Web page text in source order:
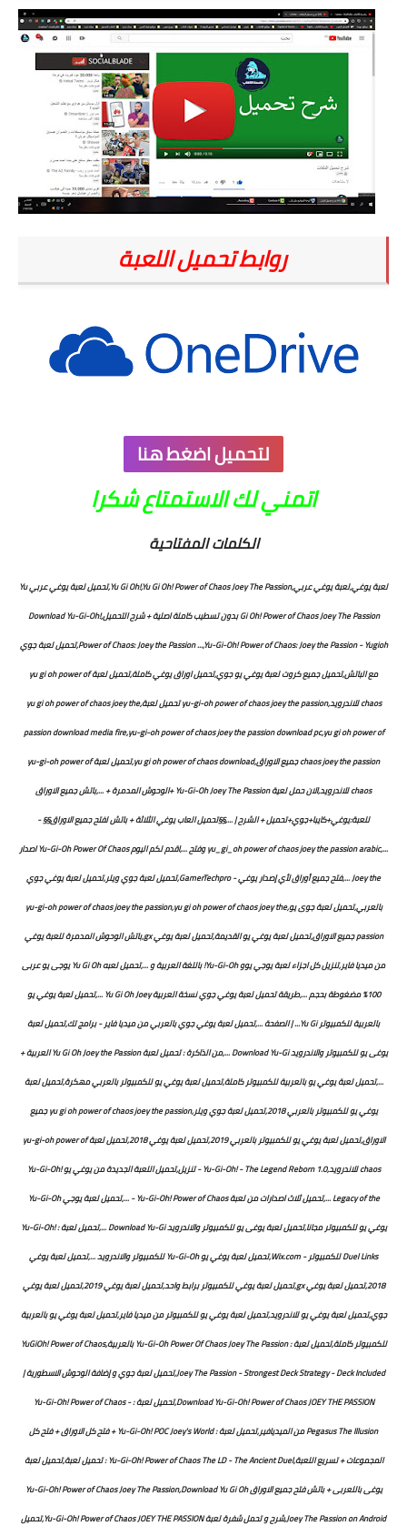
روابط تحميل اللعبة
لتحميل اضغط هنا
اتمني لك الاستمتاع شكرا
الكلمات المفتاحية
لعبة يوغي,لعبة يوغي عربي,Yu Gi Oh!,Yu Gi Oh! Power of Chaos Joey The Passion,تحميل لعبة يوغي عربي Yu
Gi Oh! Power of Chaos Joey The Passion بدون تسطيب كاملة اصلية + شرح التحميل,Download Yu-Gi-Oh!
Power of Chaos: Joey the Passion ...,Yu-Gi-Oh! Power of Chaos: Joey the Passion - Yugioh,تحميل لعبة جوي
مع الباتش,تحميل جميع كروت لعبة يوغي يو جوي,تحميل اوراق يوغي كاملة,تحميل لعبة yu gi oh power of
chaos للاندرويد,yu-gi-oh power of chaos joey the passion تحميل لعبة,yu gi oh power of chaos joey the
passion download media fire,yu-gi-oh power of chaos joey the passion download pc,yu gi oh power of
chaos joey the passion جميع الاوراق,yu gi oh power of chaos download,تحميل لعبة yu-gi-oh power of
chaos للاندرويد,الان حمل لعية Yu-Gi-Oh Joey The Passion +الوحوش المدمرة + ...,باتش جميع الاوراق
للعبة:يوغي+كايبا+جوي+تحميل + الشرح | ...,§§تحميل العاب يوغي الثلاثة + باتش لفتح جميع الاوراق§§ -
...,yu_gi_oh power of chaos joey the passion arabic وفتح ...,اقدم لكم اليوم Yu-Gi-Oh Power Of Chaos اصدار
Joey the ...,فتح جميع أوراق لأي إصدار يوغي - GamerTechpro,تحميل لعبة جوي ويلر,تحميل لعبة يوغي جوي
بالعربي,تحميل لعبة جوى يو,yu-gi-oh power of chaos joey the passion,yu gi oh power of chaos joey the
passion جميع الاوراق,تحميل لعبة يوغي يو القديمة,تحميل لعبة يوغي gx,باتش الوحوش المدمرة للعبة يوغي
من ميديا فاير,تنزيل كل اجزاء لعبة يوجي يوو Yu-Gi-Oh! باللغة العربية و ...,تحميل لعبه Yu Gi Oh يوجى يو عربى
100% مضغوطة بحجم ...,طريقة تحميل لعبة يوغي جوي نسخة العربية Yu Gi Oh Joey ...,تحميل لعبة يوغي يو
بالعربية للكمبيوتر Yu Gi... | الصفحة ...,تحميل لعبة يوغي جوي بالعربي من ميديا فاير - برامج تك,تحميل لعبة
يوغى يو للكمبيوتر والاندرويد Download Yu-Gi ...,من الذاكرة : تحميل لعبة Yu Gi Oh Joey the Passion العربية +
...,تحميل لعبة يوغي يو بالعربية للكمبيوتر كاملة,تحميل لعبة يوغي يو للكمبيوتر بالعربي مهكرة,تحميل لعبة
يوغي يو للكمبيوتر بالعربي 2018,تحميل لعبة جوي ويلر,yu gi oh power of chaos joey the passion جميع
الاوراق,تحميل لعبة يوغي يو للكمبيوتر بالعربي 2019,تحميل لعبة يوغي 2018,تحميل لعبة yu-gi-oh power of
chaos للاندرويد,Yu-Gi-Oh! - The Legend Reborn 1.0 - تنزيل,تحميل اللعبة الجديدة من يوغي يو Yu-Gi-Oh!
Legacy of the ...,تحميل ثلاث اصدارات من لعبة Yu-Gi-Oh! Power of Chaos - ...,تحميل لعبة يوجي Yu-Gi-Oh
يوغي يو للكمبيوتر مجانا,تحميل لعبة يوغى يو للكمبيوتر والاندرويد Download Yu-Gi ...,تحميل لعبة : Yu-Gi-Oh!
Duel Links للكمبيوتر - Wix.com,تحميل لعبة يوغي يو Yu-Gi-Oh للكمبيوتر والاندرويد ...,تحميل لعبة يوغي
2018,تحميل لعبة يوغي gx,تحميل لعبة يوغي للكمبيوتر برابط واحد,تحميل لعبة يوغي 2019,تحميل لعبة يوغي
جوي,تحميل لعبة يوغي يو للاندرويد,تحميل لعبة يوغي يو للكمبيوتر من ميديا فاير,تحميل لعبة يوغي يو بالعربية
للكمبيوتر كاملة,تحميل لعبة : Yu-Gi-Oh Power Of Chaos Joey The Passion بالعربية,YuGiOh! Power of Chaos
Joey The Passion - Strongest Deck Strategy - Deck Included,تحميل لعبة جوي و إضافة الوحوش الاسطورية |
Download Yu-Gi-Oh! Power of Chaos JOEY THE PASSION,تحميل لعبة : Yu-Gi-Oh! Power of Chaos -
Pegasus The Illusion من الميديافير,تحميل لعبة : Yu-Gi-Oh! POC Joey's World + فتح كل الاوراق + فتح كل
المجموعات + تسريع اللعبة,Yu-Gi-Oh! Power of Chaos The LD - The Ancient Duel : تحميل لعبة,تحميل لعبة
يوغى باللعربى + باتش فتح جميع الاوراق Yu-Gi-Oh! Power of Chaos Joey The Passion,Download Yu Gi Oh
Joey The Passion on Android,شرح و تحمل شفرة لعبة Yu-Gi-Oh! Power of Chaos JOEY THE PASSION,تحميل